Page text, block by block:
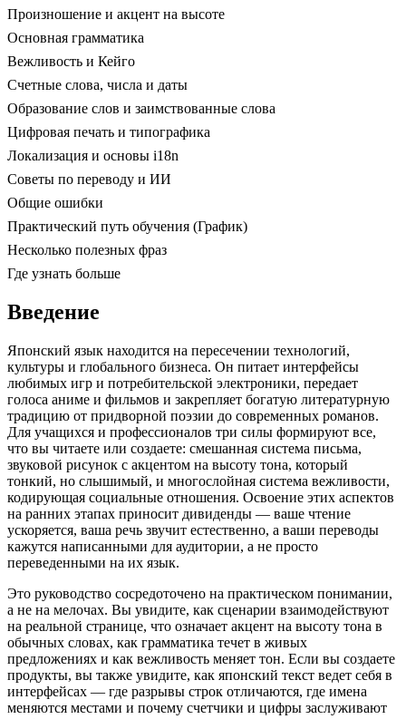
Произношение и акцент на высоте
Основная грамматика
Вежливость и Кейго
Счетные слова, числа и даты
Образование слов и заимствованные слова
Цифровая печать и типографика
Локализация и основы i18n
Советы по переводу и ИИ
Общие ошибки
Практический путь обучения (График)
Несколько полезных фраз
Где узнать больше
Введение
Японский язык находится на пересечении технологий,
культуры и глобального бизнеса. Он питает интерфейсы
любимых игр и потребительской электроники, передает
голоса аниме и фильмов и закрепляет богатую литературную
традицию от придворной поэзии до современных романов.
Для учащихся и профессионалов три силы формируют все,
что вы читаете или создаете: смешанная система письма,
звуковой рисунок с акцентом на высоту тона, который
тонкий, но слышимый, и многослойная система вежливости,
кодирующая социальные отношения. Освоение этих аспектов
на ранних этапах приносит дивиденды — ваше чтение
ускоряется, ваша речь звучит естественно, а ваши переводы
кажутся написанными для аудитории, а не просто
переведенными на их язык.
Это руководство сосредоточено на практическом понимании,
а не на мелочах. Вы увидите, как сценарии взаимодействуют
на реальной странице, что означает акцент на высоту тона в
обычных словах, как грамматика течет в живых
предложениях и как вежливость меняет тон. Если вы создаете
продукты, вы также увидите, как японский текст ведет себя в
интерфейсах — где разрывы строк отличаются, где имена
меняются местами и почему счетчики и цифры заслуживают